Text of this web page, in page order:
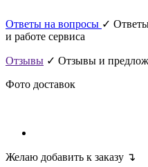
Ответы на вопросы ✓ Ответы
и работе сервиса
Отзывы ✓ Отзывы и
Фото доставок
Желаю добавить к заказу ↴